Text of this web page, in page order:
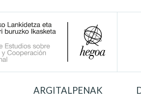
ARGITALPENAK